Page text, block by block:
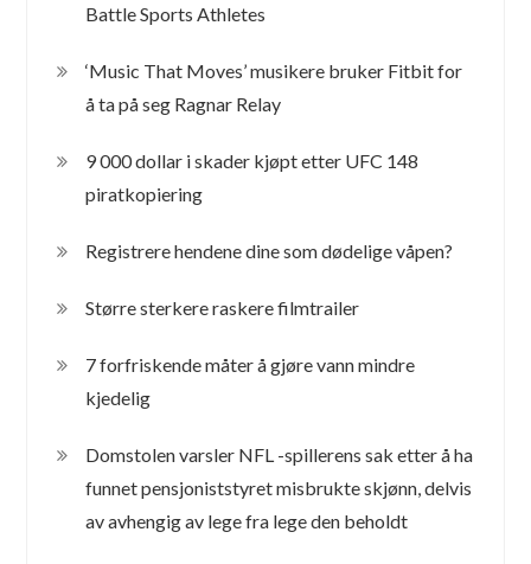
Battle Sports Athletes
‘Music That Moves’ musikere bruker Fitbit for
å ta på seg Ragnar Relay
9 000 dollar i skader kjøpt etter UFC 148
piratkopiering
Registrere hendene dine som dødelige våpen?
Større sterkere raskere filmtrailer
7 forfriskende måter å gjøre vann mindre
kjedelig
Domstolen varsler NFL -spillerens sak etter å ha
funnet pensjoniststyret misbrukte skjønn, delvis
av avhengig av lege fra lege den beholdt